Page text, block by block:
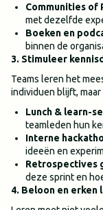
Communities of
met dezelfde
Boeken en
binnen de
3. Stimuleer
Teams leren het
individuen blijft,
Lunch & learn-
teamleden hun
Interne
ideeën en
Retrospectives
deze sprint en
4. Beloon en erken